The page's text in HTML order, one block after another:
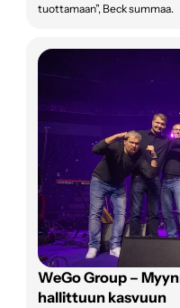
tuottamaan”, Beck summaa.
WeGo Group –
hallittuun kasvuun